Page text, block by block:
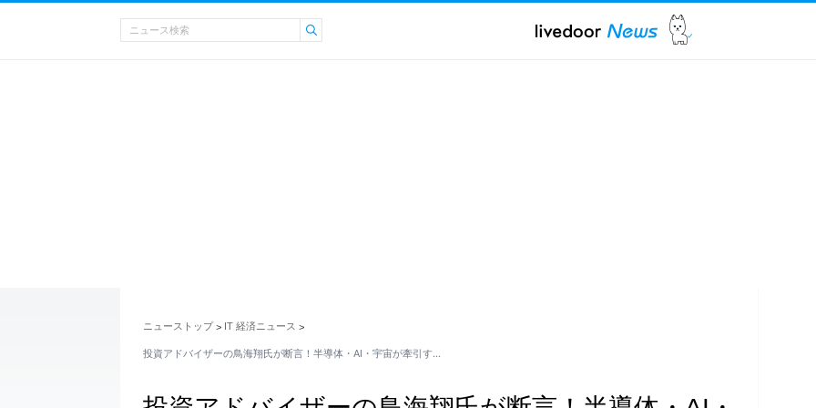
ニューストップ > IT 経済ニュース >
投資アドバイザーの鳥海翔氏が断言！半導体・AI・宇宙が牽引す…